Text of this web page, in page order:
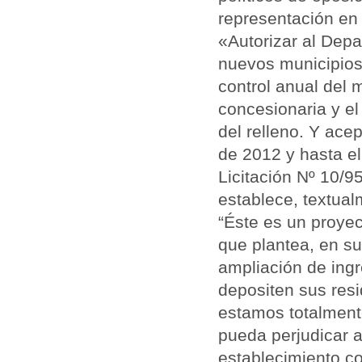
representación
«Autorizar al
nuevos
control anual del
concesionaria y
del relleno. Y
de 2012 y hasta
Licitación Nº 10/
establece,
“Éste es un
que plantea, en
ampliación de
depositen sus
estamos
pueda perjudicar
establecimiento